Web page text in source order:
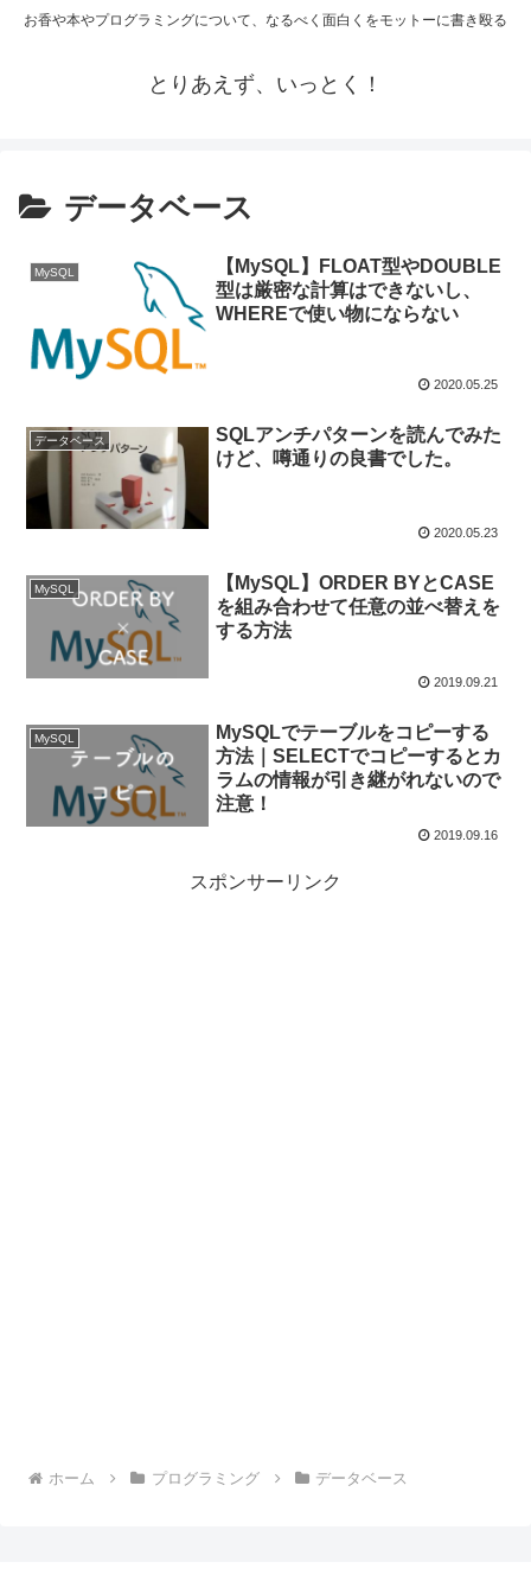
お香や本やプログラミングについて、なるべく面白くをモットーに書き殴る
とりあえず、いっとく！
データベース
MySQL
【MySQL】FLOAT型やDOUBLE
型は厳密な計算はできないし、
WHEREで使い物にならない
2020.05.25
データベース
SQLアンチパターンを読んでみた
けど、噂通りの良書でした。
2020.05.23
MySQL
【MySQL】ORDER BYとCASE
を組み合わせて任意の並べ替えを
する方法
2019.09.21
MySQL
MySQLでテーブルをコピーする
方法｜SELECTでコピーするとカ
ラムの情報が引き継がれないので
注意！
2019.09.16
スポンサーリンク
ホーム プログラミング データベース